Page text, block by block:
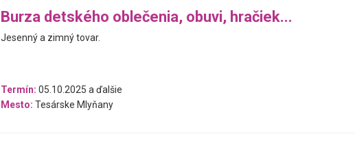
Burza detského oblečenia, obuvi, hračiek...
Jesenný a zimný tovar.
Termín: 05.10.2025 a ďalšie
Mesto: Tesárske Mlyňany